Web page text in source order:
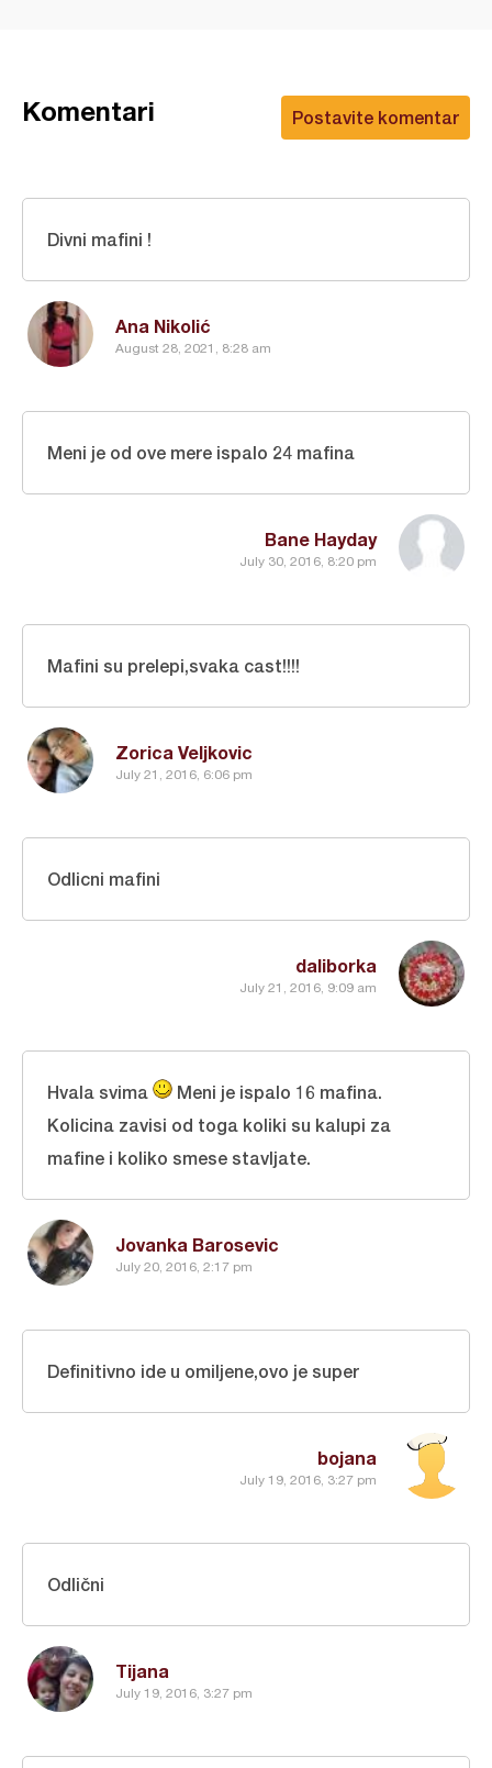
Postavite komentar
Komentari
Ana Nikolić
August 28, 2021, 8:28 am
Divni mafini !
Bane Hayday
July 30, 2016, 8:20 pm
Meni je od ove mere ispalo 24 mafina
Zorica Veljkovic
July 21, 2016, 6:06 pm
Mafini su prelepi,svaka cast!!!!
daliborka
July 21, 2016, 9:09 am
Odlicni mafini
Jovanka Barosevic
July 20, 2016, 2:17 pm
Hvala svima
Meni je ispalo 16 mafina.
Kolicina zavisi od toga koliki su kalupi za
mafine i koliko smese stavljate.
bojana
July 19, 2016, 3:27 pm
Definitivno ide u omiljene,ovo je super
Tijana
July 19, 2016, 3:27 pm
Odlični